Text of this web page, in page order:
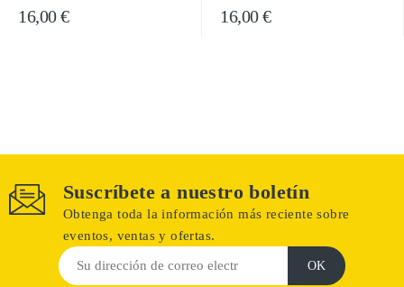
16,00 € 16,00 €
Suscríbete a nuestro boletín
Obtenga toda la información más reciente sobre
eventos, ventas y ofertas.